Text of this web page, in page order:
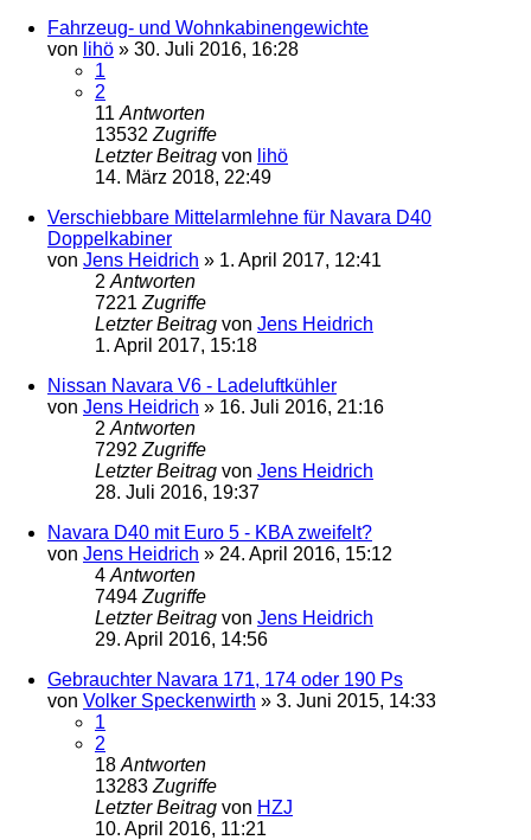
Fahrzeug- und Wohnkabinengewichte
von lihö » 30. Juli 2016, 16:28
1
2
11 Antworten
13532 Zugriffe
Letzter Beitrag von lihö
14. März 2018, 22:49
Verschiebbare Mittelarmlehne für Navara D40
Doppelkabiner
von Jens Heidrich » 1. April 2017, 12:41
2 Antworten
7221 Zugriffe
Letzter Beitrag von Jens Heidrich
1. April 2017, 15:18
Nissan Navara V6 - Ladeluftkühler
von Jens Heidrich » 16. Juli 2016, 21:16
2 Antworten
7292 Zugriffe
Letzter Beitrag von Jens Heidrich
28. Juli 2016, 19:37
Navara D40 mit Euro 5 - KBA zweifelt?
von Jens Heidrich » 24. April 2016, 15:12
4 Antworten
7494 Zugriffe
Letzter Beitrag von Jens Heidrich
29. April 2016, 14:56
Gebrauchter Navara 171, 174 oder 190 Ps
von Volker Speckenwirth » 3. Juni 2015, 14:33
1
2
18 Antworten
13283 Zugriffe
Letzter Beitrag von HZJ
10. April 2016, 11:21